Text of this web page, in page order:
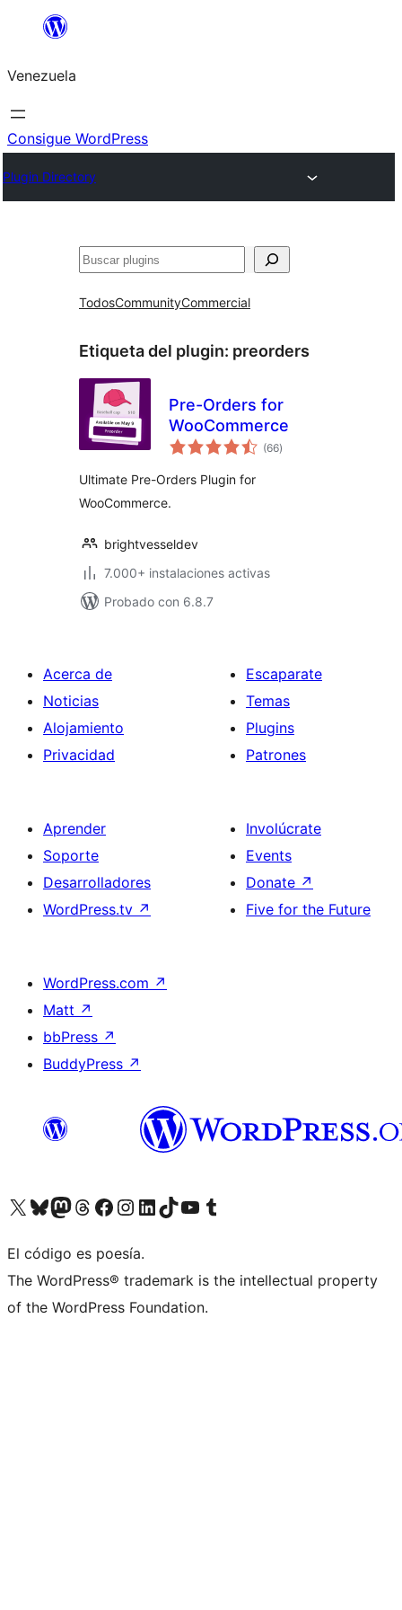
Saltar
contenido
Venezuela
Consigue WordPress
Plugin Directory
Buscar
TodosCommunityCommercial
Etiqueta del plugin: preorders
Pre-Orders for
WooCommerce
(66total
de
)
Ultimate Pre-Orders Plugin for
WooCommerce.
brightvesseldev
7.000+ instalaciones activas
Probado con 6.8.7
Acerca de
Noticias
Alojamiento
Privacidad
Escaparate
Temas
Plugins
Patrones
Aprender
Soporte
Desarrolladores
WordPress.tv ↗
Involúcrate
Events
Donate ↗
Five for the Future
WordPress.com ↗
Matt ↗
bbPress ↗
BuddyPress ↗
Visit our X (formerly Twitter) account
Visit our Bluesky account
Visit our Mastodon account
Visit our Threads account
Visita nuestra página de Facebook
Visita nuestra cuenta de Instagram
Visita nuestra cuenta de LinkedIn
Visit our TikTok account
Visita nuestro canal de YouTube
Visit our Tumblr account
El código es poesía.
The WordPress® trademark is the intellectual property
of the WordPress Foundation.